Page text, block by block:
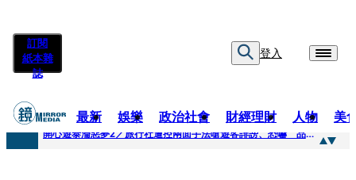
訂閱
紙本雜
誌
登入
最新 娛樂 政治社會 財經理財 人物 美
快訊
開心遊泰淪惡夢2／旅行社遭控兩面手法嗆遊客誹謗、恐嚇 品保協會回應了